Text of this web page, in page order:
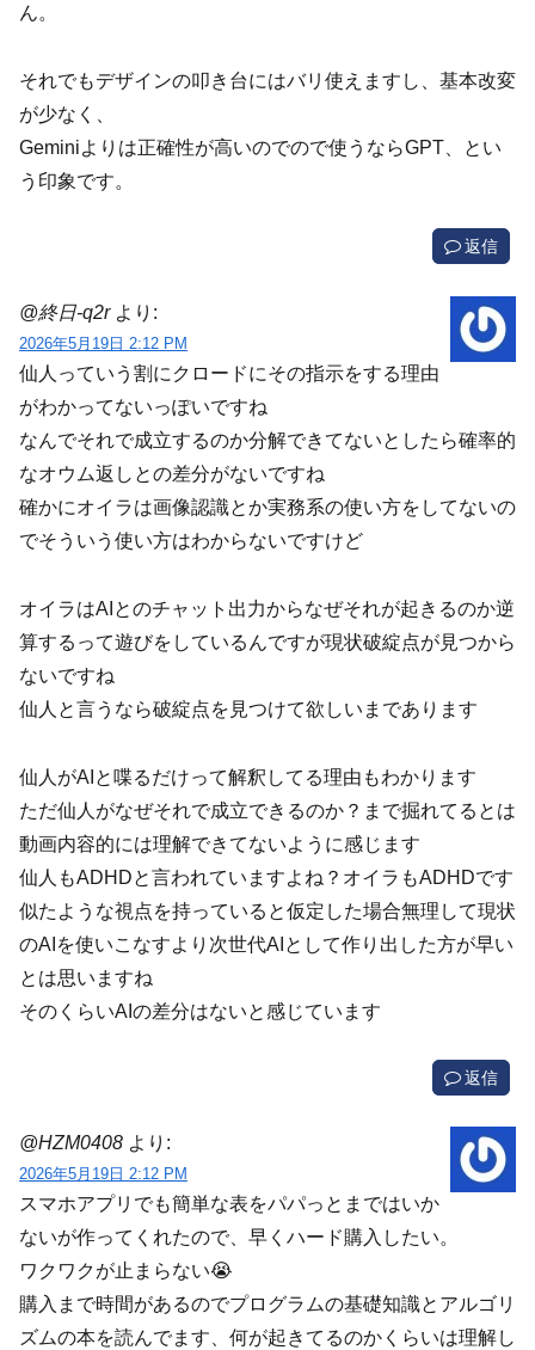
ん。
それでもデザインの叩き台にはバリ使えますし、基本改変
が少なく、
Geminiよりは正確性が高いのでので使うならGPT、とい
う印象です。
返信
@終日-q2r より:
2026年5月19日 2:12 PM
仙人っていう割にクロードにその指示をする理由
がわかってないっぽいですね
なんでそれで成立するのか分解できてないとしたら確率的
なオウム返しとの差分がないですね
確かにオイラは画像認識とか実務系の使い方をしてないの
でそういう使い方はわからないですけど
オイラはAIとのチャット出力からなぜそれが起きるのか逆
算するって遊びをしているんですが現状破綻点が見つから
ないですね
仙人と言うなら破綻点を見つけて欲しいまであります
仙人がAIと喋るだけって解釈してる理由もわかります
ただ仙人がなぜそれで成立できるのか？まで掘れてるとは
動画内容的には理解できてないように感じます
仙人もADHDと言われていますよね？オイラもADHDです
似たような視点を持っていると仮定した場合無理して現状
のAIを使いこなすより次世代AIとして作り出した方が早い
とは思いますね
そのくらいAIの差分はないと感じています
返信
@HZM0408 より:
2026年5月19日 2:12 PM
スマホアプリでも簡単な表をパパっとまではいか
ないが作ってくれたので、早くハード購入したい。
ワクワクが止まらない😭
購入まで時間があるのでプログラムの基礎知識とアルゴリ
ズムの本を読んでます、何が起きてるのかくらいは理解し